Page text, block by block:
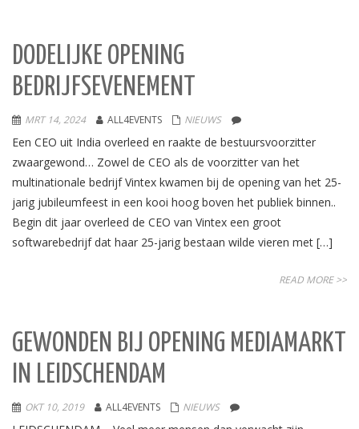
DODELIJKE OPENING
BEDRIJFSEVENEMENT
MRT 14, 2024 ALL4EVENTS NIEUWS
Een CEO uit India overleed en raakte de bestuursvoorzitter
zwaargewond… Zowel de CEO als de voorzitter van het
multinationale bedrijf Vintex kwamen bij de opening van het 25-
jarig jubileumfeest in een kooi hoog boven het publiek binnen..
Begin dit jaar overleed de CEO van Vintex een groot
softwarebedrijf dat haar 25-jarig bestaan wilde vieren met […]
READ MORE >>
GEWONDEN BIJ OPENING MEDIAMARKT
IN LEIDSCHENDAM
OKT 10, 2019 ALL4EVENTS NIEUWS